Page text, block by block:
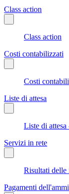
Class action
Class action
Costi contabilizzati
Costi
Liste di attesa
Liste di
Servizi in rete
Risultati delle
Pagamenti